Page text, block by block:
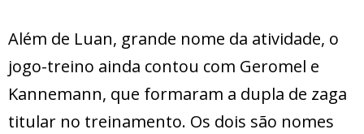
Além de Luan, grande nome da atividade, o
jogo-treino ainda contou com Geromel e
Kannemann, que formaram a dupla de zaga
titular no treinamento. Os dois são nomes